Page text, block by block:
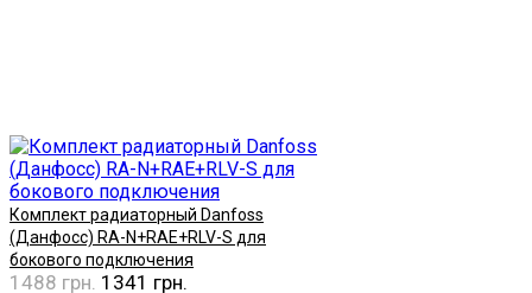
Комплект радиаторный Danfoss
(Данфосс) RA-N+RAE+RLV-S для
бокового подключения
1488 грн. 1341 грн.